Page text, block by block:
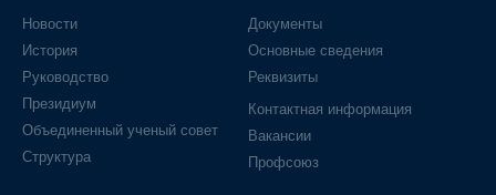
Новости
История
Руководство
Президиум
Объединенный ученый совет
Структура
Документы
Основные сведения
Реквизиты
Контактная информация
Вакансии
Профсоюз